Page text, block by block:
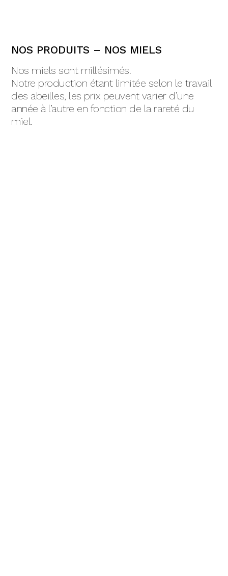
NOS PRODUITS – NOS MIELS
Nos miels sont millésimés.
Notre production étant limitée selon le travail
des abeilles, les prix peuvent varier d’une
année à l’autre en fonction de la rareté du
miel.